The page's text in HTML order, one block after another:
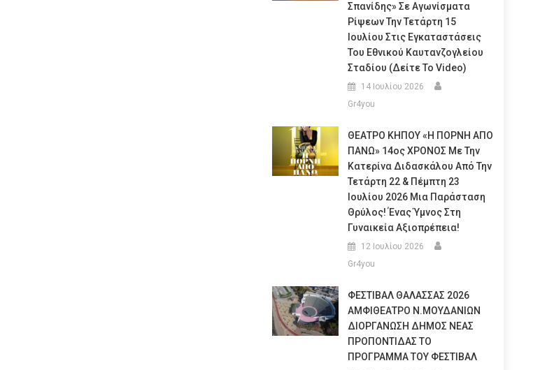
Σπανίδης» Σε Αγωνίσματα
Ρίψεων Την Τετάρτη 15
Ιουλίου Στις Εγκαταστάσεις
Του Εθνικού Καυτανζογλείου
Σταδίου (Δείτε Το Video)
14 Ιουλίου 2026
Gr4you
ΘΕΑΤΡΟ ΚΗΠΟΥ «Η ΠΟΡΝΗ ΑΠΟ
ΠΑΝΩ» 14ος ΧΡΟΝΟΣ Με Την
Κατερίνα Διδασκάλου Από Την
Τετάρτη 22 & Πέμπτη 23
Ιουλίου 2026 Μια Παράσταση
Θρύλος! Ένας Ύμνος Στη
Γυναικεία Αξιοπρέπεια!
12 Ιουλίου 2026
Gr4you
ΦΕΣΤΙΒΑΛ ΘΑΛΑΣΣΑΣ 2026
ΑΜΦΙΘΕΑΤΡΟ Ν.ΜΟΥΔΑΝΙΩΝ
ΔΙΟΡΓΑΝΩΣΗ ΔΗΜΟΣ ΝΕΑΣ
ΠΡΟΠΟΝΤΙΔΑΣ ΤΟ
ΠΡΟΓΡΑΜΜΑ ΤΟΥ ΦΕΣΤΙΒΑΛ